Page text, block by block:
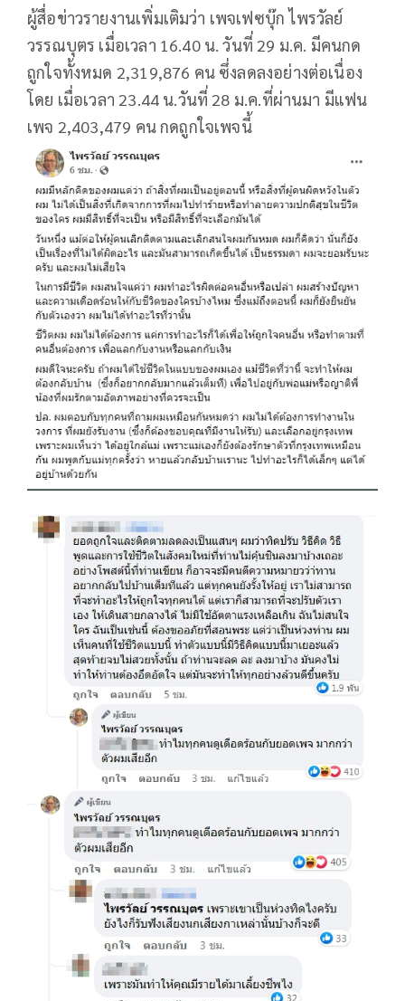
ผู้สื่อข่าวรายงานเพิ่มเติมว่า เพจเฟซบุ๊ก ไพรวัลย์
วรรณบุตร เมื่อเวลา 16.40 น. วันที่ 29 ม.ค. มีคนกด
ถูกใจทั้งหมด 2,319,876 คน ซึ่งลดลงอย่างต่อเนื่อง
โดย เมื่อเวลา 23.44 น.วันที่ 28 ม.ค.ที่ผ่านมา มีแฟน
เพจ 2,403,479 คน กดถูกใจเพจนี้